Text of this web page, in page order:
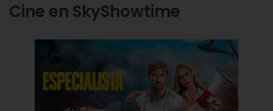
Cine en SkyShowtime